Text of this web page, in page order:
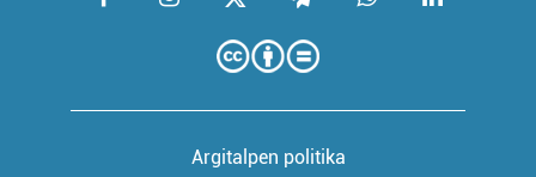
Argitalpen politika